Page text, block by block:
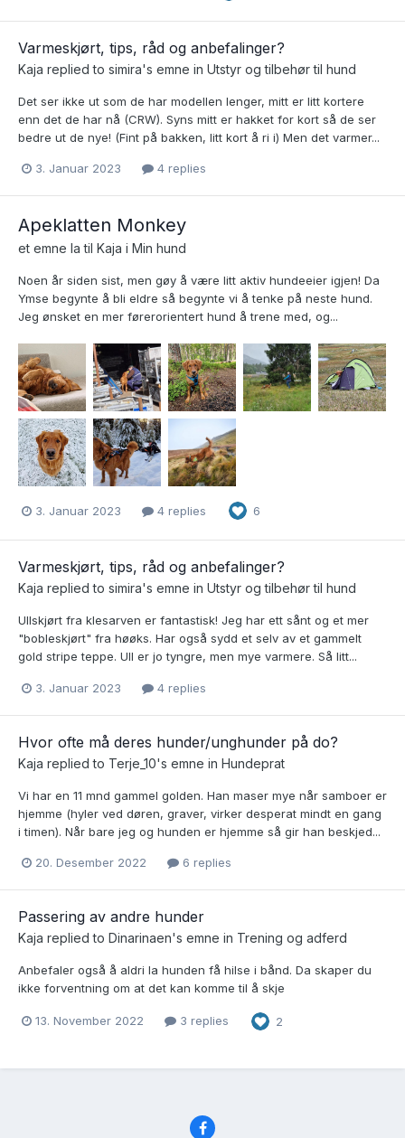
Varmeskjørt, tips, råd og anbefalinger?
Kaja replied to simira's emne in Utstyr og tilbehør til hund
Det ser ikke ut som de har modellen lenger, mitt er litt kortere
enn det de har nå (CRW). Syns mitt er hakket for kort så de ser
bedre ut de nye! (Fint på bakken, litt kort å ri i) Men det varmer...
3. Januar 2023 4 replies
Apeklatten Monkey
et emne la til Kaja i Min hund
Noen år siden sist, men gøy å være litt aktiv hundeeier igjen! Da
Ymse begynte å bli eldre så begynte vi å tenke på neste hund.
Jeg ønsket en mer førerorientert hund å trene med, og...
3. Januar 2023 4 replies 6
Varmeskjørt, tips, råd og anbefalinger?
Kaja replied to simira's emne in Utstyr og tilbehør til hund
Ullskjørt fra klesarven er fantastisk! Jeg har ett sånt og et mer
"bobleskjørt" fra høøks. Har også sydd et selv av et gammelt
gold stripe teppe. Ull er jo tyngre, men mye varmere. Så litt...
3. Januar 2023 4 replies
Hvor ofte må deres hunder/unghunder på do?
Kaja replied to Terje_10's emne in Hundeprat
Vi har en 11 mnd gammel golden. Han maser mye når samboer er
hjemme (hyler ved døren, graver, virker desperat mindt en gang
i timen). Når bare jeg og hunden er hjemme så gir han beskjed...
20. Desember 2022 6 replies
Passering av andre hunder
Kaja replied to Dinarinaen's emne in Trening og adferd
Anbefaler også å aldri la hunden få hilse i bånd. Da skaper du
ikke forventning om at det kan komme til å skje
13. November 2022 3 replies 2